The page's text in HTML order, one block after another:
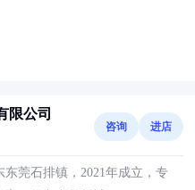
限公司
咨询 进店
莞石排镇，2021年成立，专